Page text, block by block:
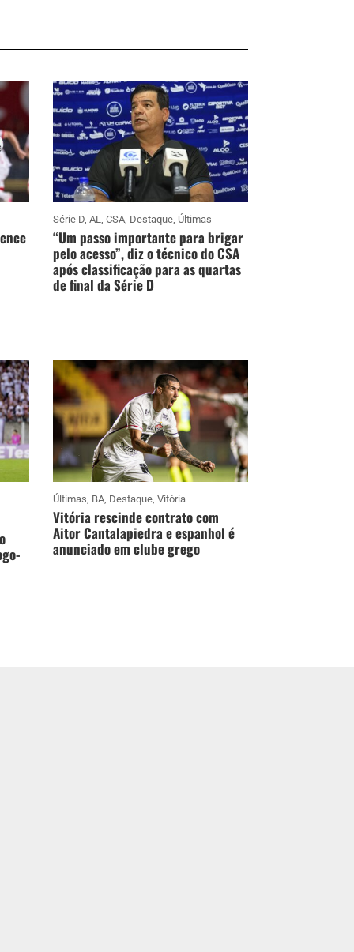
Série D,AL,CSA, Destaque, Últimas
“Um passo importante para brigar
pelo acesso”, diz o técnico do CSA
após classificação para as quartas
de final da Série D
Últimas, BA, Destaque,Vitória
Vitória rescinde contrato com
Aitor Cantalapiedra e espanhol é
anunciado em clube grego